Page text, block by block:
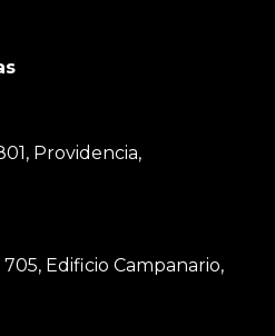
Providencia,
Edificio Campanario,